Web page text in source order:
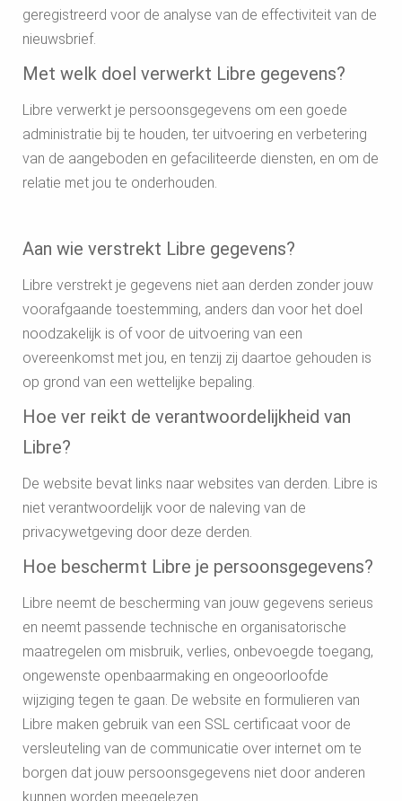
geregistreerd voor de analyse van de effectiviteit van de
nieuwsbrief.
Met welk doel verwerkt Libre gegevens?
Libre verwerkt je persoonsgegevens om een goede
administratie bij te houden, ter uitvoering en verbetering
van de aangeboden en gefaciliteerde diensten, en om de
relatie met jou te onderhouden.
Aan wie verstrekt Libre gegevens?
Libre verstrekt je gegevens niet aan derden zonder jouw
voorafgaande toestemming, anders dan voor het doel
noodzakelijk is of voor de uitvoering van een
overeenkomst met jou, en tenzij zij daartoe gehouden is
op grond van een wettelijke bepaling.
Hoe ver reikt de verantwoordelijkheid van
Libre?
De website bevat links naar websites van derden. Libre is
niet verantwoordelijk voor de naleving van de
privacywetgeving door deze derden.
Hoe beschermt Libre je persoonsgegevens?
Libre neemt de bescherming van jouw gegevens serieus
en neemt passende technische en organisatorische
maatregelen om misbruik, verlies, onbevoegde toegang,
ongewenste openbaarmaking en ongeoorloofde
wijziging tegen te gaan. De website en formulieren van
Libre maken gebruik van een SSL certificaat voor de
versleuteling van de communicatie over internet om te
borgen dat jouw persoonsgegevens niet door anderen
kunnen worden meegelezen.